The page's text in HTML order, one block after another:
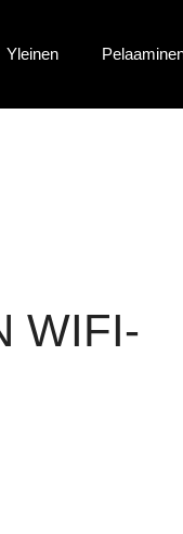
Yleinen
WIFI-